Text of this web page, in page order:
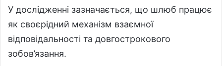
У дослідженні зазначається, що шлюб працює
як своєрідний механізм взаємної
відповідальності та довгострокового
зобов’язання.